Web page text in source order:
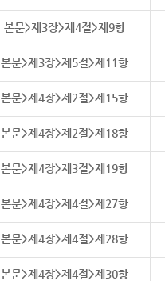
본문>제3장>제4절>제9항
본문>제3장>제5절>제11항
본문>제4장>제2절>제15항
본문>제4장>제2절>제18항
본문>제4장>제3절>제19항
본문>제4장>제4절>제27항
본문>제4장>제4절>제28항
본문>제4장>제4절>제30항